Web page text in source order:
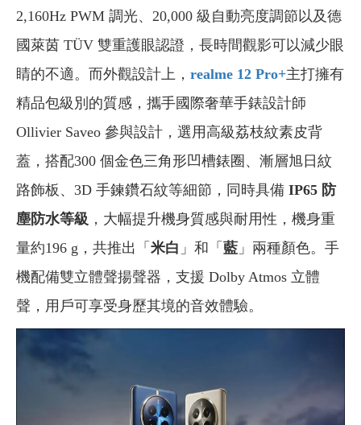
2,160Hz PWM 調光、20,000 級自動亮度調節以及德
國萊茵 TÜV 雙重護眼認證，長時間觀影可以減少眼
睛的不適。而外觀設計上， realme 12 Pro+主打擁有
精品包級別的質感，攜手國際奢華手錶設計師
Ollivier Saveo 參與設計，選用高級荔枝紋素皮背
蓋，搭配300 個金色三角形凹槽錶圈、漸層旭日紋
路飾板、3D 手鍊鑽石紋等細節，同時具備 IP65 防
塵防水等級 ，大幅提升機身質感與耐用性，機身重
量約196 g，共推出「 米白 」和「 藍 」兩種顏色。手
機配備雙立體聲揚聲器，支援 Dolby Atmos 立體
聲，用戶可享受身歷其境的音效體驗。